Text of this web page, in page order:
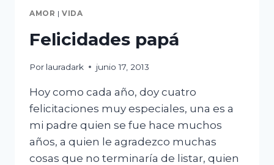
AMOR |VIDA
Felicidades papá
Por lauradark junio 17, 2013
Hoy como cada año, doy cuatro
felicitaciones muy especiales, una es a
mi padre quien se fue hace muchos
años, a quien le agradezco muchas
cosas que no terminaría de listar, quien